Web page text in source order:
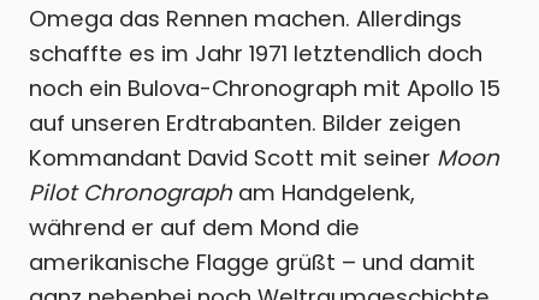
Omega das Rennen machen. Allerdings
schaffte es im Jahr 1971 letztendlich doch
noch ein Bulova-Chronograph mit Apollo 15
auf unseren Erdtrabanten. Bilder zeigen
Kommandant David Scott mit seiner Moon
Pilot Chronograph am Handgelenk,
während er auf dem Mond die
amerikanische Flagge grüßt – und damit